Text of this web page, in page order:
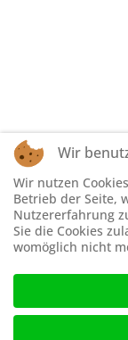
Wir
Wir nutzen
Betrieb der Seite,
Nutzererfahrung
Sie die Cookies
womöglich nicht